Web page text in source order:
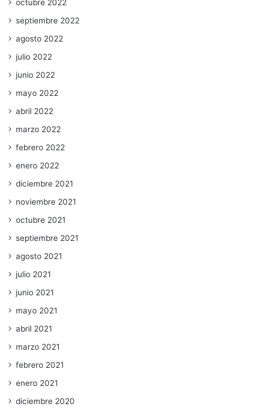
octubre 2022
septiembre 2022
agosto 2022
julio 2022
junio 2022
mayo 2022
abril 2022
marzo 2022
febrero 2022
enero 2022
diciembre 2021
noviembre 2021
octubre 2021
septiembre 2021
agosto 2021
julio 2021
junio 2021
mayo 2021
abril 2021
marzo 2021
febrero 2021
enero 2021
diciembre 2020